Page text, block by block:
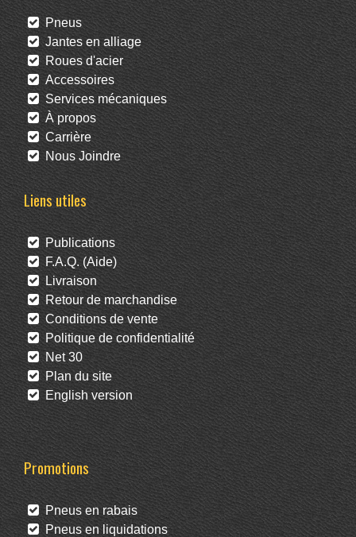
Pneus
Jantes en alliage
Roues d'acier
Accessoires
Services mécaniques
À propos
Carrière
Nous Joindre
Liens utiles
Publications
F.A.Q. (Aide)
Livraison
Retour de marchandise
Conditions de vente
Politique de confidentialité
Net 30
Plan du site
English version
Promotions
Pneus en rabais
Pneus en liquidations